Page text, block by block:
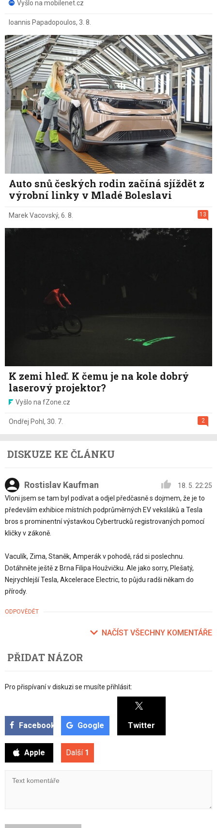
Vyšlo na mobilenet.cz
Ioannis Papadopoulos, 3. 8.
Auto snů českých rodin začíná sjíždět z
výrobní linky v Mladé Boleslavi
13
Marek Vacovský, 6. 8.
K zemi hleď. K čemu je na kole dobrý
laserový projektor?
Vyšlo na fZone.cz
2
Ondřej Pohl , 30. 7.
DISKUZE KE ČLÁNKU
Rostislav Kaufman
18. 5. 22:25
Vloni jsem se tam byl podívat a odjel předčasně s dojmem, že je to
především exhibice místních podprůměrných EV veksláků a Tesla
bros s prominentní výstavkou Cybertrucků registrovaných pomocí
kličky v zákoně.
Vaculík, Zima, Staněk, Amperák v pohodě, rád si poslechnu.
Dotáhněte ještě z Brna Filipa Houžvičku. Ale jako sorry, Plešatý,
Nejrychlejší Tesla, Akcelerace Electric, to půjdu radši někam do
přírody.
ODPOVĚDĚT
NAČÍST VŠECHNY KOMENTÁŘE
PŘIDAT NÁZOR
Pro přispívaní v diskuzi se musíte přihlásit:
Facebook Google Twitter
Apple Další 1